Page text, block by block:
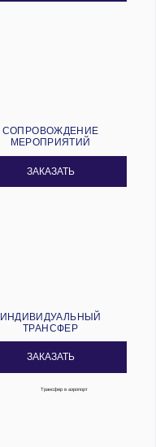
СОПРОВОЖДЕНИЕ
МЕРОПРИЯТИЙ
ЗАКАЗАТЬ
ИНДИВИДУАЛЬНЫЙ
ТРАНСФЕР
ЗАКАЗАТЬ